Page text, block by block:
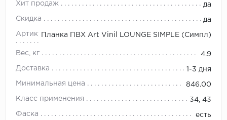
Хит продаж да
Скидка да
АртикулПланка ПВХ Art Vinil LOUNGE SIMPLE (Симпл)
Вес, кг 4.9
Доставка 1-3 дня
Минимальная цена 846.00
Класс применения 34, 43
Фаска есть